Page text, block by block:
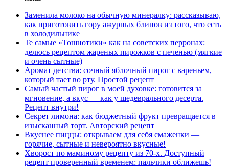
Заменила молоко на обычную минералку: рассказываю,
как приготовить гору ажурных блинов из того, что есть
в холодильнике
Те самые «Тошнотики» как на советских перронах:
делюсь рецептом жареных пирожков с печенью (мягкие
и очень сытные)
Аромат детства: сочный яблочный пирог с вареньем,
который тает во рту. Простой рецепт
Самый частый пирог в моей духовке: готовится за
мгновение, а вкус — как у шедеврального десерта.
Рецепт внутри!
Секрет лимона: как бюджетный фрукт превращается в
изысканный торт. Авторский рецепт
Вкуснее пиццы: открываем для себя смаженки —
горячие, сытные и невероятно вкусные!
Хворост по маминому рецепту из 70-х. Доступный
рецепт проверенный временем: пальчики оближешь!